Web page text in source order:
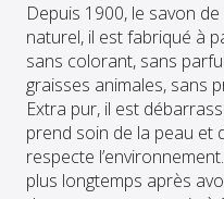
Depuis 1900, le savon
naturel, il est fabriqué à
sans colorant, sans
graisses animales, sans
Extra pur, il est
prend soin de la peau et
respecte
plus longtemps après